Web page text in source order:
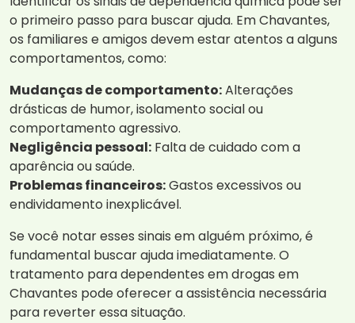
o primeiro passo para buscar ajuda. Em Chavantes,
os familiares e amigos devem estar atentos a alguns
comportamentos, como:
Mudanças de comportamento:Alterações
drásticas de humor, isolamento social ou
comportamento agressivo.
Negligência pessoal: Falta de cuidado com a
aparência ou saúde.
Problemas financeiros:Gastos excessivos ou
endividamento inexplicável.
Se você notar esses sinais em alguém próximo, é
fundamental buscar ajuda imediatamente. O
tratamento para dependentes em drogas em
Chavantes pode oferecer a assistência necessária
para reverter essa situação.